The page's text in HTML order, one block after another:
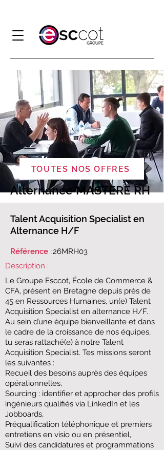
TOUTES NOS OFFRES
Alternance MASTERE RH
​​Talent Acquisition Specialist​ en
Alternance H/F
Référence :26MRH03
Description :
Le Groupe Esccot, École de Commerce &
CFA, présent en Bretagne depuis près de
45 en Ressources Humaines, un(e) Talent
Acquisition Specialist en alternance H/F.
Au sein d’une équipe bienveillante et dans
le cadre de la croissance de nos équipes,
tu seras rattaché(e) à notre Talent
Acquisition Specialist. Tes missions seront
les suivantes :
Recueil des besoins auprès des équipes
opérationnelles,
Sourcing : identifier et approcher des profils
ingénieurs qualifiés via LinkedIn et les
Jobboards,
Préqualification téléphonique et premiers
entretiens en visio ou en présentiel,
Suivi des candidatures et programmations